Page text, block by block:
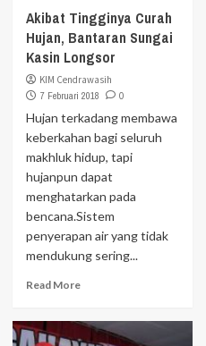
Akibat Tingginya Curah
Hujan, Bantaran Sungai
Kasin Longsor
KIM Cendrawasih
7 Februari 2018
0
Hujan terkadang membawa
keberkahan bagi seluruh
makhluk hidup, tapi
hujanpun dapat
menghatarkan pada
bencana.Sistem
penyerapan air yang tidak
mendukung sering...
Read More